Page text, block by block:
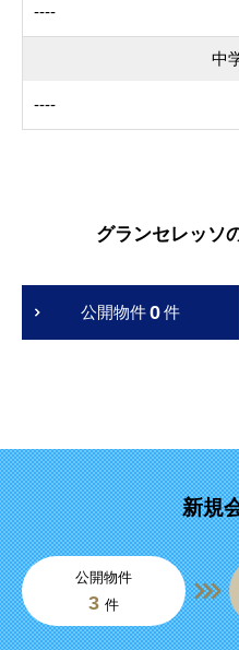
----
中
----
グランセレッソ
公開物件0件
新規
公開物件
3 件